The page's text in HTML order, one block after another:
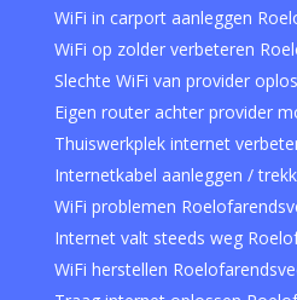
WiFi in carport aanleggen
WiFi op zolder verbeteren
Slechte WiFi van provider
Eigen router achter provider
Thuiswerkplek internet
Internetkabel aanleggen /
WiFi problemen
Internet valt steeds weg
WiFi herstellen